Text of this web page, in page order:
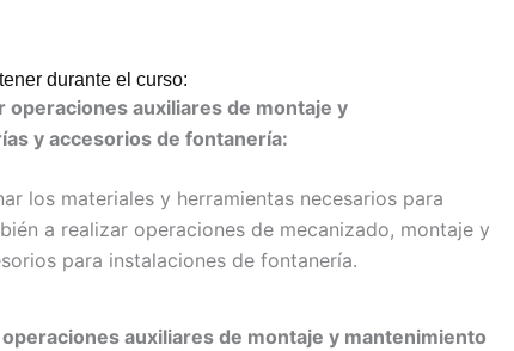
durante el curso:
operaciones auxiliares de montaje y
y accesorios de fontanería:
los materiales y herramientas necesarios para
a realizar operaciones de mecanizado, montaje y
para instalaciones de fontanería.
auxiliares de montaje y mantenimiento